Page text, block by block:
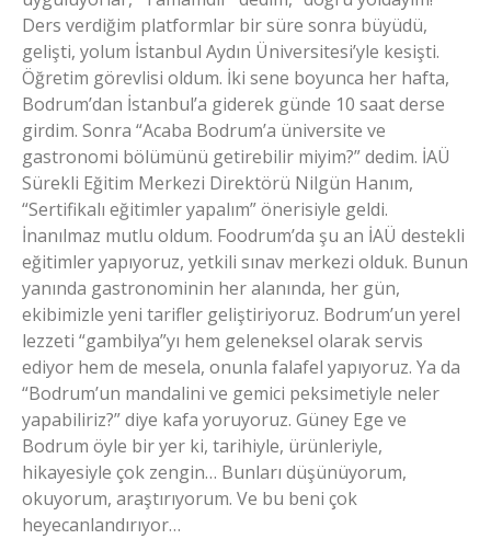
Ders verdiğim platformlar bir süre sonra büyüdü,
gelişti, yolum İstanbul Aydın Üniversitesi’yle kesişti.
Öğretim görevlisi oldum. İki sene boyunca her hafta,
Bodrum’dan İstanbul’a giderek günde 10 saat derse
girdim. Sonra “Acaba Bodrum’a üniversite ve
gastronomi bölümünü getirebilir miyim?” dedim. İAÜ
Sürekli Eğitim Merkezi Direktörü Nilgün Hanım,
“Sertifikalı eğitimler yapalım” önerisiyle geldi.
İnanılmaz mutlu oldum. Foodrum’da şu an İAÜ destekli
eğitimler yapıyoruz, yetkili sınav merkezi olduk. Bunun
yanında gastronominin her alanında, her gün,
ekibimizle yeni tarifler geliştiriyoruz. Bodrum’un yerel
lezzeti “gambilya”yı hem geleneksel olarak servis
ediyor hem de mesela, onunla falafel yapıyoruz. Ya da
“Bodrum’un mandalini ve gemici peksimetiyle neler
yapabiliriz?” diye kafa yoruyoruz. Güney Ege ve
Bodrum öyle bir yer ki, tarihiyle, ürünleriyle,
hikayesiyle çok zengin… Bunları düşünüyorum,
okuyorum, araştırıyorum. Ve bu beni çok
heyecanlandırıyor…